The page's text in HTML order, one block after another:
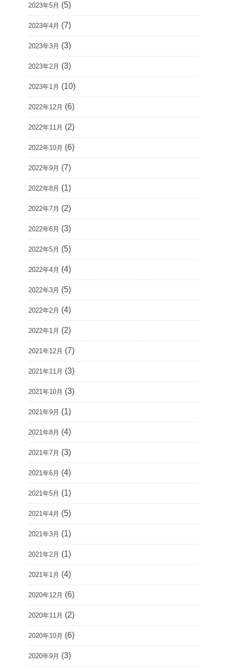
2023年5月 (5)
2023年4月 (7)
2023年3月 (3)
2023年2月 (3)
2023年1月 (10)
2022年12月 (6)
2022年11月 (2)
2022年10月 (6)
2022年9月 (7)
2022年8月 (1)
2022年7月 (2)
2022年6月 (3)
2022年5月 (5)
2022年4月 (4)
2022年3月 (5)
2022年2月 (4)
2022年1月 (2)
2021年12月 (7)
2021年11月 (3)
2021年10月 (3)
2021年9月 (1)
2021年8月 (4)
2021年7月 (3)
2021年6月 (4)
2021年5月 (1)
2021年4月 (5)
2021年3月 (1)
2021年2月 (1)
2021年1月 (4)
2020年12月 (6)
2020年11月 (2)
2020年10月 (6)
2020年9月 (3)